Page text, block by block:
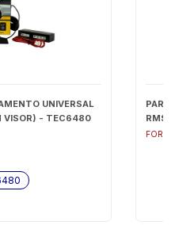
UNIVERSAL
VISOR) - TEC6480
PAR
RMS